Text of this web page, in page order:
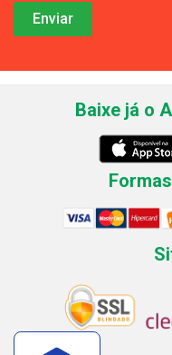
Baixe já o